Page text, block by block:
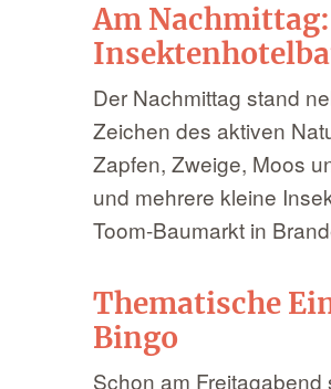
Am
Der Nachmittag stand
Zeichen des aktiven
Zapfen, Zweige, Moos
und mehrere kleine
Toom-Baumarkt in
Thematische
Bingo
Schon am